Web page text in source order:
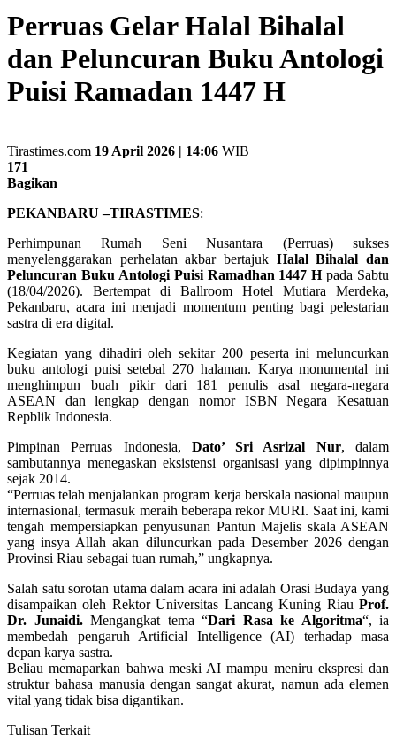
Perruas Gelar Halal Bihalal
dan Peluncuran Buku Antologi
Puisi Ramadan 1447 H
Tirastimes.com 19 April 2026 | 14:06 WIB
171
Bagikan
PEKANBARU –TIRASTIMES:
Perhimpunan Rumah Seni Nusantara (Perruas) sukses
menyelenggarakan perhelatan akbar bertajuk Halal Bihalal dan
Peluncuran Buku Antologi Puisi Ramadhan 1447 Hpada Sabtu
(18/04/2026). Bertempat di Ballroom Hotel Mutiara Merdeka,
Pekanbaru, acara ini menjadi momentum penting bagi pelestarian
sastra di era digital.
Kegiatan yang dihadiri oleh sekitar 200 peserta ini meluncurkan
buku antologi puisi setebal 270 halaman. Karya monumental ini
menghimpun buah pikir dari 181 penulis asal negara-negara
ASEAN dan lengkap dengan nomor ISBN Negara Kesatuan
Repblik Indonesia.
Pimpinan Perruas Indonesia, Dato’ Sri Asrizal Nur, dalam
sambutannya menegaskan eksistensi organisasi yang dipimpinnya
sejak 2014.
“Perruas telah menjalankan program kerja berskala nasional maupun
internasional, termasuk meraih beberapa rekor MURI. Saat ini, kami
tengah mempersiapkan penyusunan Pantun Majelis skala ASEAN
yang insya Allah akan diluncurkan pada Desember 2026 dengan
Provinsi Riau sebagai tuan rumah,” ungkapnya.
Salah satu sorotan utama dalam acara ini adalah Orasi Budaya yang
disampaikan oleh Rektor Universitas Lancang Kuning Riau Prof.
Dr. Junaidi.Mengangkat tema “Dari Rasa ke Algoritma“, ia
membedah pengaruh Artificial Intelligence (AI) terhadap masa
depan karya sastra.
Beliau memaparkan bahwa meski AI mampu meniru ekspresi dan
struktur bahasa manusia dengan sangat akurat, namun ada elemen
vital yang tidak bisa digantikan.
Tulisan Terkait